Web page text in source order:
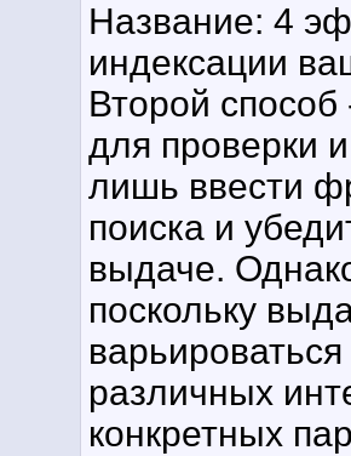
Название: 4
индексации
Второй
для проверки
лишь ввести
поиска и
выдаче.
поскольку
различных
конкретных